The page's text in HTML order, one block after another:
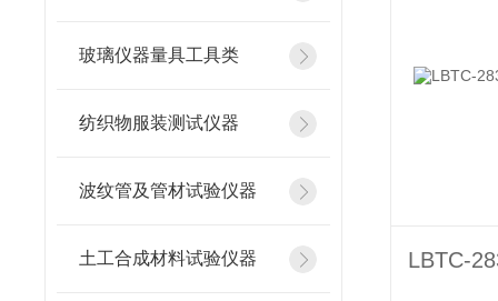
玻璃仪器量具工具类
纺织物服装测试仪器
波纹管及管材试验仪器
土工合成材料试验仪器